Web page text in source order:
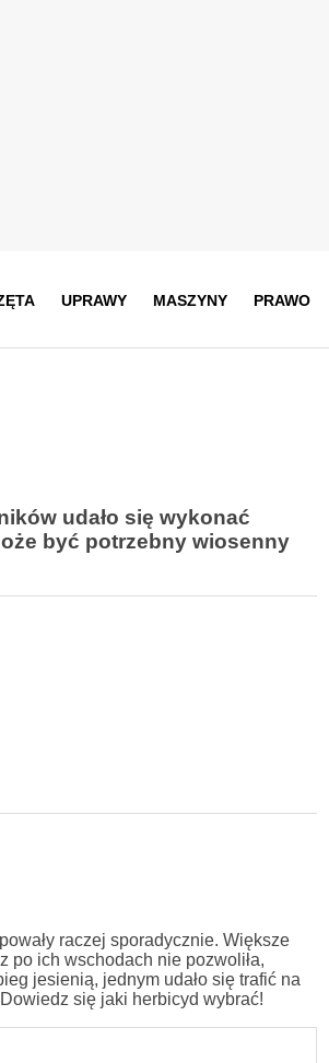
UPRAWY MASZYNY PRAWO
udało się wykonać
być potrzebny wiosenny
raczej sporadycznie. Większe
po ich wschodach nie pozwoliła,
jesienią, jednym udało się trafić na
się jaki herbicyd wybrać!